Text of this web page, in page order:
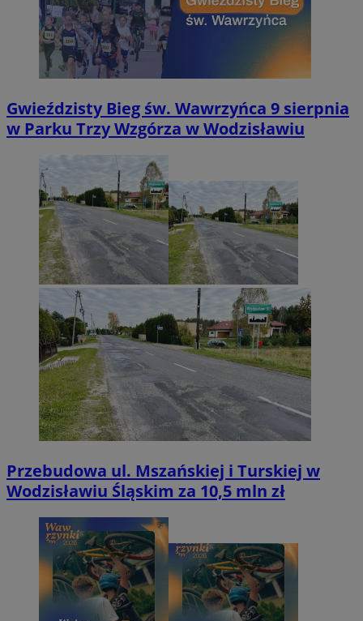
Gwieździsty Bieg św. Wawrzyńca 9 sierpnia
w Parku Trzy Wzgórza w Wodzisławiu
Przebudowa ul. Mszańskiej i Turskiej w
Wodzisławiu Śląskim za 10,5 mln zł